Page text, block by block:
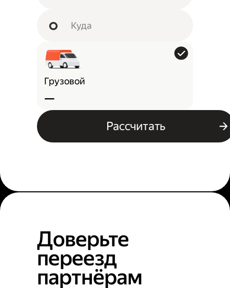
Грузовой
—
Рассчитать
Доверьте
переезд
партнёрам